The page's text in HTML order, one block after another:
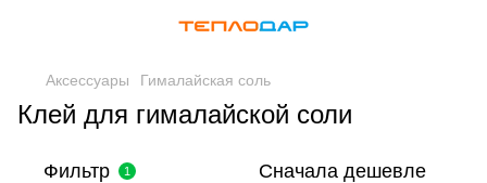
Аксессуары Гималайская соль
Клей для гималайской соли
Фильтр 1 Сначала дешевле